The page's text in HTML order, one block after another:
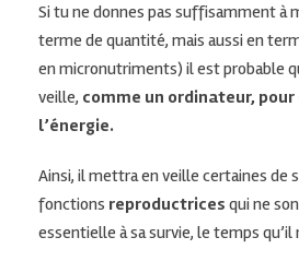
Si tu ne donnes pas suffisamment à
terme de quantité, mais aussi en
en micronutriments) il est probable
veille, comme un ordinateur,
l’énergie.
Ainsi, il mettra en veille certaines de
fonctions reproductrices qui ne
essentielle à sa survie, le temps